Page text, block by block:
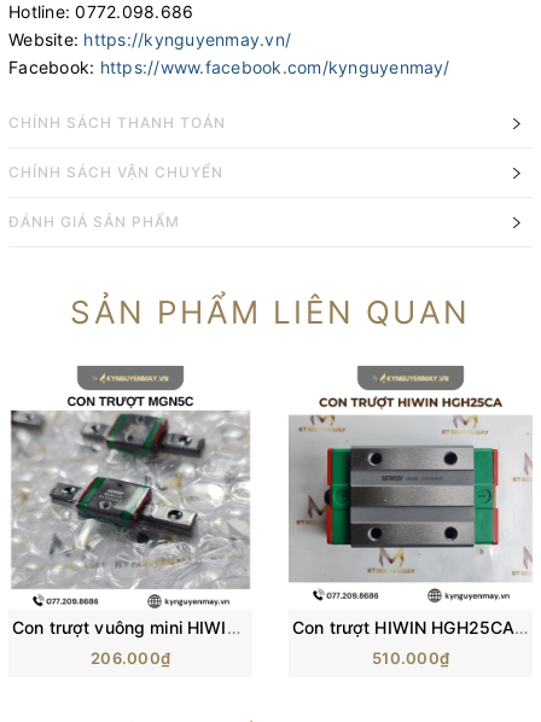
Hotline: 0772.098.686
Website: https://kynguyenmay.vn/
Facebook: https://www.facebook.com/kynguyenmay/
CHÍNH SÁCH THANH TOÁN
CHÍNH SÁCH VẬN CHUYỂN
ĐÁNH GIÁ SẢN PHẨM
SẢN PHẨM LIÊN QUAN
Con trượt vuông mini HIWIN MGN-C | Block trượt MGN5C, MGN7C, MGN12C
206.000₫
Con trượt HIWIN HGH25CA/ H25C/ HG25 (84x48x40mm)
510.000₫